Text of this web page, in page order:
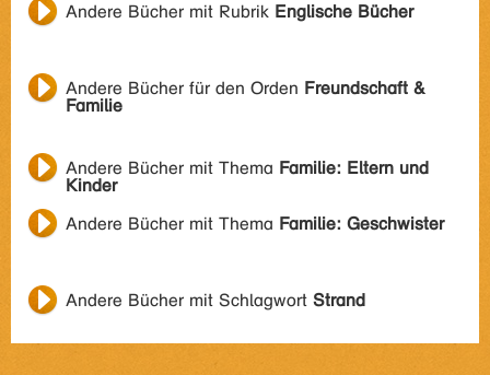
Andere Bücher mit Rubrik Englische Bücher
Andere Bücher für den Orden Freundschaft &
Familie
Andere Bücher mit Thema Familie: Eltern und
Kinder
Andere Bücher mit Thema Familie: Geschwister
Andere Bücher mit Schlagwort Strand